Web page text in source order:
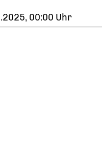
00:00 Uhr